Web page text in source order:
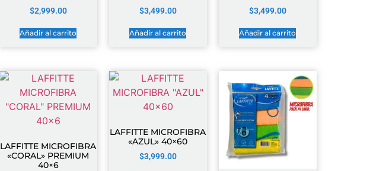
$2,999.00
Añadir al carrito
$3,499.00
Añadir al carrito
$3,499.00
Añadir al carrito
LAFFITTE MICROFIBRA
«CORAL» PREMIUM
40×6
LAFFITTE MICROFIBRA
«AZUL» 40×60
$3,999.00